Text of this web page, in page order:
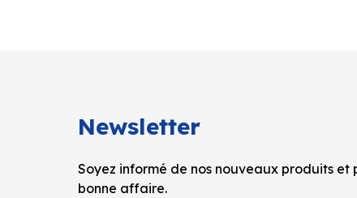
Newsletter
Soyez informé de nos nouveaux produits et
bonne affaire.